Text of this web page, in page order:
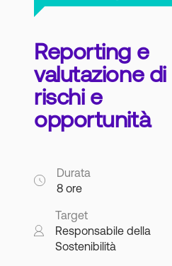
Reporting e
valutazione di
rischi e
opportunità
Durata
8 ore
Target
Responsabile della
Sostenibilità